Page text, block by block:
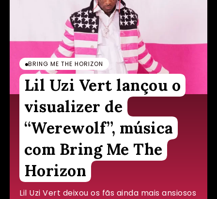
BRING ME THE HORIZON
Lil Uzi Vert lançou o
visualizer de
“Werewolf”, música
com Bring Me The
Horizon
Lil Uzi Vert deixou os fãs ainda mais ansiosos